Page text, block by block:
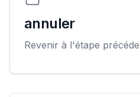
annuler
Revenir à l'étape